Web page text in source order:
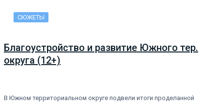
СЮЖЕТЫ
Благоустройство и развитие Южного тер.
округа (12+)
В Южном территориальном округе подвели итоги проделанной